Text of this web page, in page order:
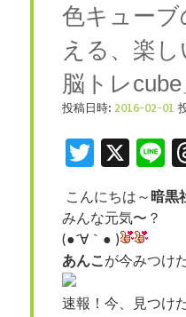
色キュー
える、楽
脳トレ
投稿日時: 2016-02-01
Twitter
X
こんにちは～ 暗黒
みんな元気〜？
(●´∀｀● )
あんこが今みつけ
速報！今、見つけ